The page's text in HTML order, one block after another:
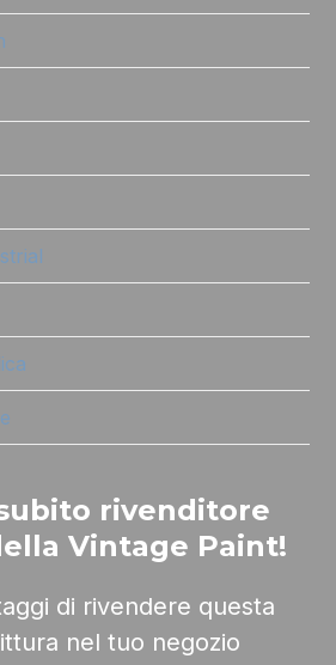
rivenditore
Vintage Paint!
di rivendere questa
nel tuo negozio